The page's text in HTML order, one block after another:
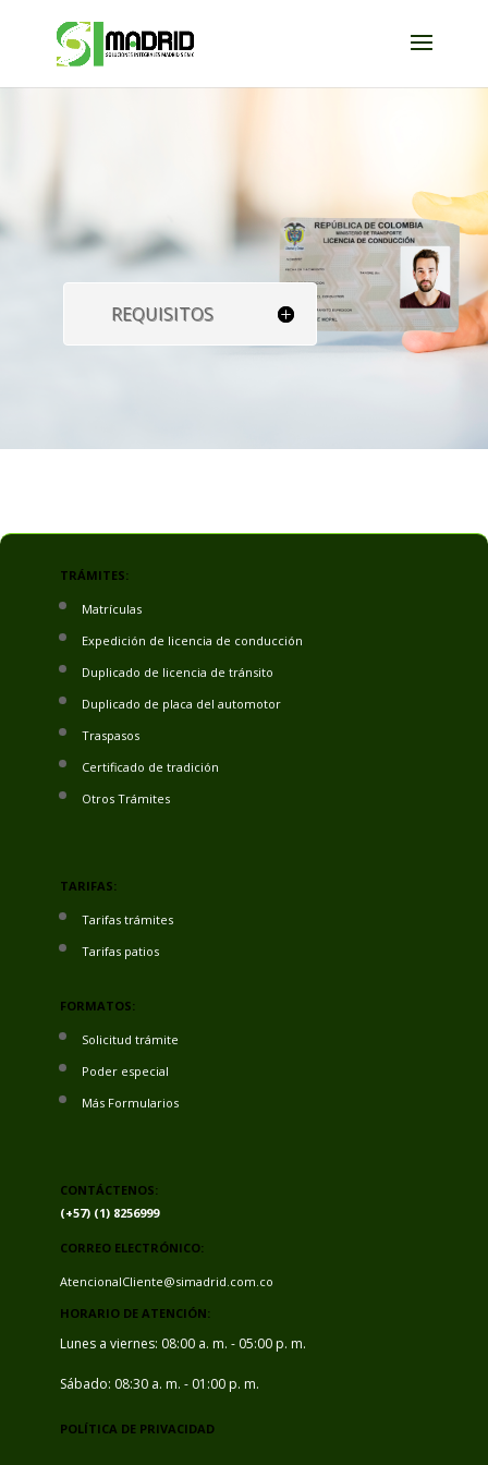
REQUISITOS
TRÁMITES:
Matrículas
Expedición de licencia de conducción
Duplicado de licencia de tránsito
Duplicado de placa del automotor
Traspasos
Certificado de tradición
Otros Trámites
TARIFAS:
Tarifas trámites
Tarifas patios
FORMATOS:
Solicitud trámite
Poder especial
Más Formularios
CONTÁCTENOS:
(+57) (1) 8256999
CORREO ELECTRÓNICO:
AtencionalCliente@simadrid.com.co
HORARIO DE ATENCIÓN:
Lunes a viernes: 08:00 a. m. - 05:00 p. m.
Sábado: 08:30 a. m. - 01:00 p. m.
POLÍTICA DE PRIVACIDAD